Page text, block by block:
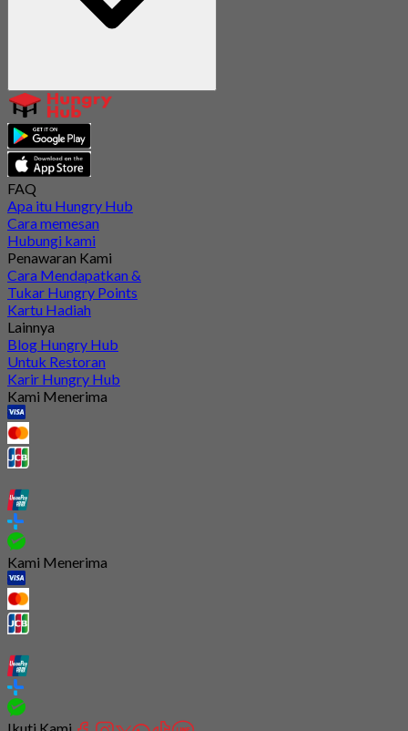
FAQ
Apa itu Hungry Hub
Cara memesan
Hubungi kami
Penawaran Kami
Cara Mendapatkan &
Tukar Hungry Points
Kartu Hadiah
Lainnya
Blog Hungry Hub
Untuk Restoran
Karir Hungry Hub
Kami Menerima
Kami Menerima
Ikuti Kami